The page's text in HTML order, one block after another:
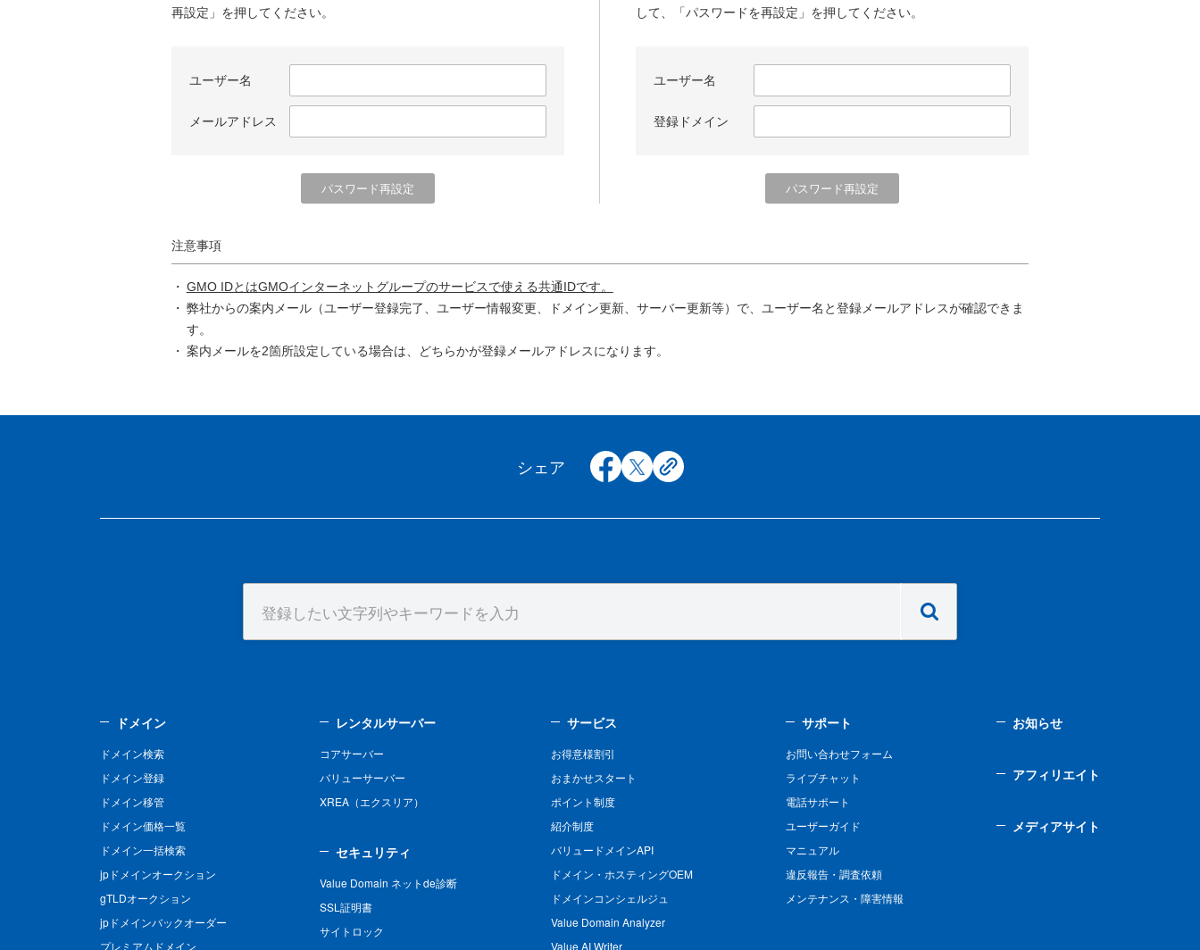
再設定」を押してください。
ユーザー名
メールアドレス
して、「パスワードを再設定」を押してください。
ユーザー名
登録ドメイン
注意事項
GMO IDとはGMOインターネットグループのサービスで使える共通IDです。
弊社からの案内メール（ユーザー登録完了、ユーザー情報変更、ドメイン更新、サーバー更新等）で、ユーザー名と登録メールアドレスが確認できま
す。
案内メールを2箇所設定している場合は、どちらかが登録メールアドレスになります。
シェア facebook
x copy
ドメイン
ドメイン検索
ドメイン登録
ドメイン移管
ドメイン価格一覧
ドメイン一括検索
jpドメインオークション
gTLDオークション
jpドメインバックオーダー
プレミアムドメイン
レンタルサーバー
コアサーバー
バリューサーバー
XREA（エクスリア）
セキュリティ
Value Domain ネットde診断
SSL証明書
サイトロック
サービス
お得意様割引
おまかせスタート
ポイント制度
紹介制度
バリュードメインAPI
ドメイン・ホスティングOEM
ドメインコンシェルジュ
Value Domain Analyzer
Value AI Writer
サポート
お問い合わせフォーム
ライブチャット
電話サポート
ユーザーガイド
マニュアル
違反報告・調査依頼
メンテナンス・障害情報
お知らせ
アフィリエイト
メディアサイト